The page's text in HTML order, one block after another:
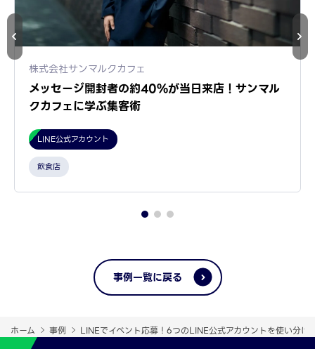
株式会社サンマルクカフェ
メッセージ開封者の約40%が当日来店！サンマル
クカフェに学ぶ集客術
LINE公式アカウント
飲食店
事例一覧に戻る
ホーム 事例 LINEでイベント応募！6つのLINE公式アカウントを使い分け